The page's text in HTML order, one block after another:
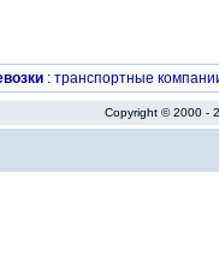
: транспортные
Copyright © 2000 -